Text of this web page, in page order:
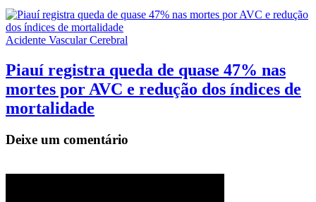
Acidente Vascular Cerebral
Piauí registra queda de quase 47% nas
mortes por AVC e redução dos índices de
mortalidade
Deixe um comentário